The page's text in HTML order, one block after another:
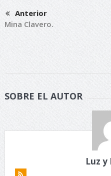
Anterior
Mina Clavero.
SOBRE EL AUTOR
Luz y